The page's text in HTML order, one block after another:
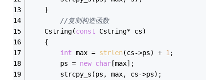
	}
//复制构造函数
	Cstring(
const Cstring* cs)
	{
int max = strlen(cs->ps) + 1 ;
		ps =
new char [max];
		strcpy_s(ps, max, cs->ps);